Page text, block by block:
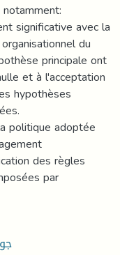
significative avec la
du
principale ont
et à l'acceptation
hypothèses
politique adoptée
des règles
par